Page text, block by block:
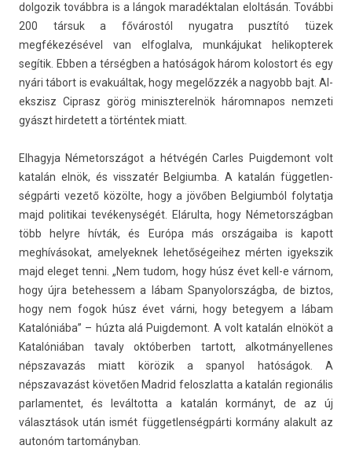
dol­gozik továbbra is a lángok maradék­talan eloltásán. További
200 társuk a fővárostól nyugat­ra pusztító tüzek
megfékezésével van el­foglal­va, munkájukat helikop­terek
segítik. Ebben a térségben a hatóságok három kolos­tort és egy
nyári tábort is evakuáltak, hogy megelőzzék a nagyobb bajt. Al­
ekszisz Cip­rasz görög miniszterel­nök három­napos nem­zeti
gyászt hir­detett a történtek miatt.
El­hagyja Németországot a hétvégén Car­les Puig­demont volt
katalán elnök, és visszatér Be­lgium­ba. A katalán füg­getlen­
ségpár­ti vezető közölte, hogy a jövőben Be­lgium­ból folytat­ja
majd politikai tevékenységét. Elárulta, hogy Németország­ban
több helyre hívták, és Európa más országaiba is kapott
meghívásokat, amelyek­nek lehetőségeihez mérten igyekszik
majd eleget tenni. „Nem tudom, hogy húsz évet kell-e várnom,
hogy újra bet­ehes­sem a lábam Spanyolország­ba, de bi­ztos,
hogy nem fogok húsz évet várni, hogy bet­egyem a lábam
Katalóniába” – húzta alá Puig­demont. A volt katalán elnököt a
Katalóniában tava­ly ok­tóberb­en tar­tott, al­kot­mányel­lenes
népszavazás miatt körözik a spanyol hatóságok. A
népszavazást követően Mad­rid feloszlat­ta a katalán re­gionális
par­lamen­tet, és levál­totta a katalán kormányt, de az új
választások után ismét füg­getlen­ségpár­ti kormány al­akult az
autonóm tar­tományban.